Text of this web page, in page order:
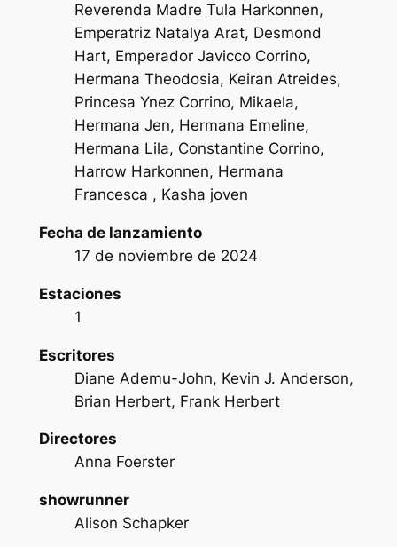
Reverenda Madre Tula Harkonnen,
Emperatriz Natalya Arat, Desmond
Hart, Emperador Javicco Corrino,
Hermana Theodosia, Keiran Atreides,
Princesa Ynez Corrino, Mikaela,
Hermana Jen, Hermana Emeline,
Hermana Lila, Constantine Corrino,
Harrow Harkonnen, Hermana
Francesca , Kasha joven
Fecha de lanzamiento
17 de noviembre de 2024
Estaciones
1
Escritores
Diane Ademu-John, Kevin J. Anderson,
Brian Herbert, Frank Herbert
Directores
Anna Foerster
showrunner
Alison Schapker